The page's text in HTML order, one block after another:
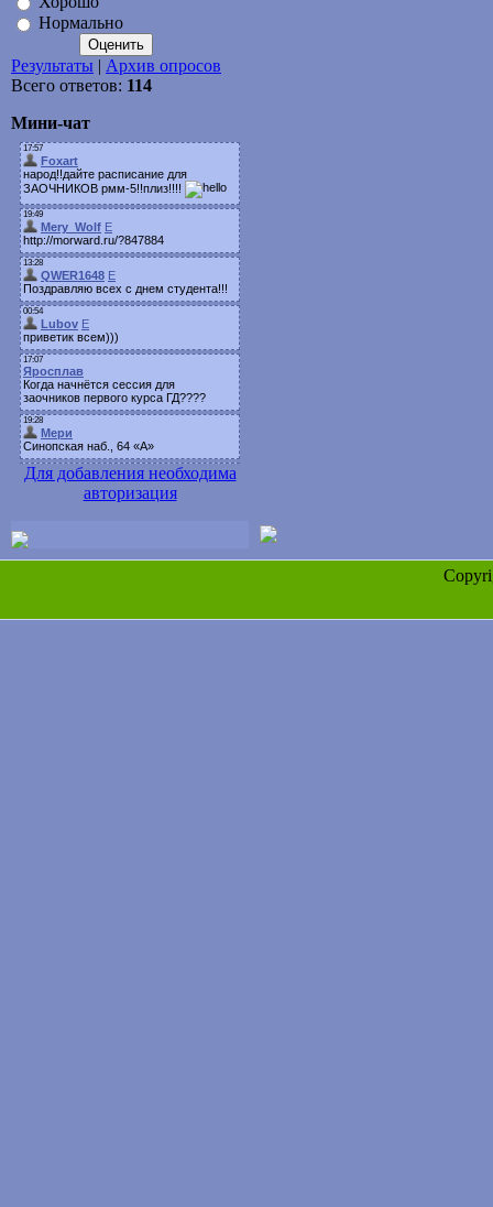
Нормально
Результаты | Архив опросов
Всего ответов: 114
Мини-чат
Для добавления необходима
авторизация